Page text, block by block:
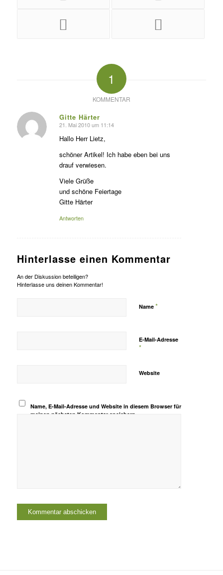
1
KOMMENTAR
Gitte Härter
s
agte:
21. Mai 2010 um 11:14
Hallo Herr Lietz,
schöner Artikel! Ich habe eben bei uns
drauf verwiesen.
Viele Grüße
und schöne Feiertage
Gitte Härter
Antworten
Hinterlasse einen Kommentar
An der Diskussion beteiligen?
Hinterlasse uns deinen Kommentar!
Name *
E-Mail-Adresse
*
Website
Name, E-Mail-Adresse und Website in diesem Browser für
meinen nächsten Kommentar speichern.